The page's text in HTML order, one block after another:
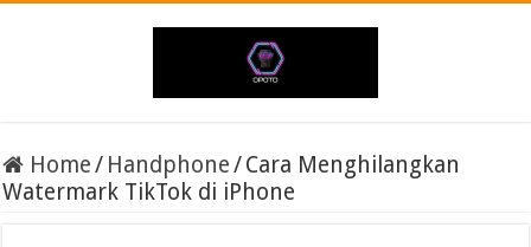
Home/ Handphone/Cara Menghilangkan
Watermark TikTok di iPhone